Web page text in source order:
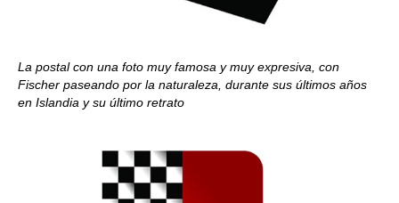
La postal con una foto muy famosa y muy expresiva, con
Fischer paseando por la naturaleza, durante sus últimos años
en Islandia y su último retrato